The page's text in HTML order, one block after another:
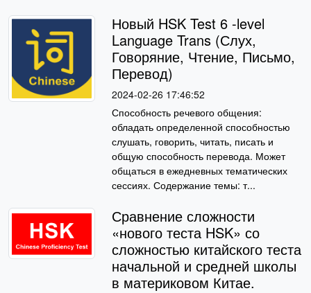
Новый HSK Test 6 -level
Language Trans (Слух,
Говоряние, Чтение, Письмо,
Перевод)
2024-02-26 17:46:52
Способность речевого общения:
обладать определенной способностью
слушать, говорить, читать, писать и
общую способность перевода. Может
общаться в ежедневных тематических
сессиях. Содержание темы: т...
Сравнение сложности
«нового теста HSK» со
сложностью китайского теста
начальной и средней школы
в материковом Китае.